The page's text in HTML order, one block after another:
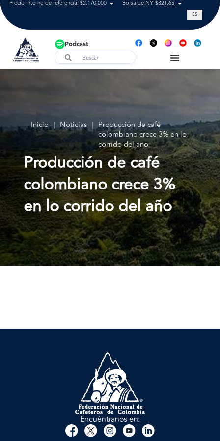
Precio interno de referencia: $2.170.000 Bolsa de NY: $321,65 Tasa de
ES
Podcast
Inicio | Noticias | Producción de café
colombiano crece 3% en lo
corrido del año
Producción de café
colombiano crece 3%
en lo corrido del año
Encuéntranos en: